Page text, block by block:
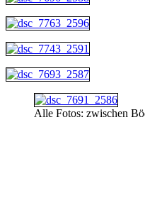
Alle Fotos: zwischen